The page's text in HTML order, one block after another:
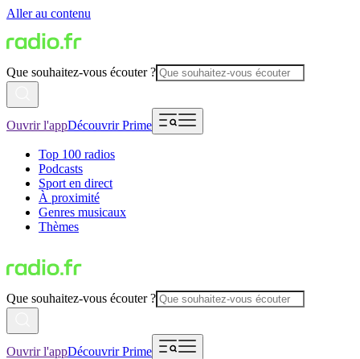
Aller au contenu
Que souhaitez-vous écouter ?
Ouvrir l'appDécouvrir Prime
Top 100 radios
Podcasts
Sport en direct
À proximité
Genres musicaux
Thèmes
Que souhaitez-vous écouter ?
Ouvrir l'appDécouvrir Prime